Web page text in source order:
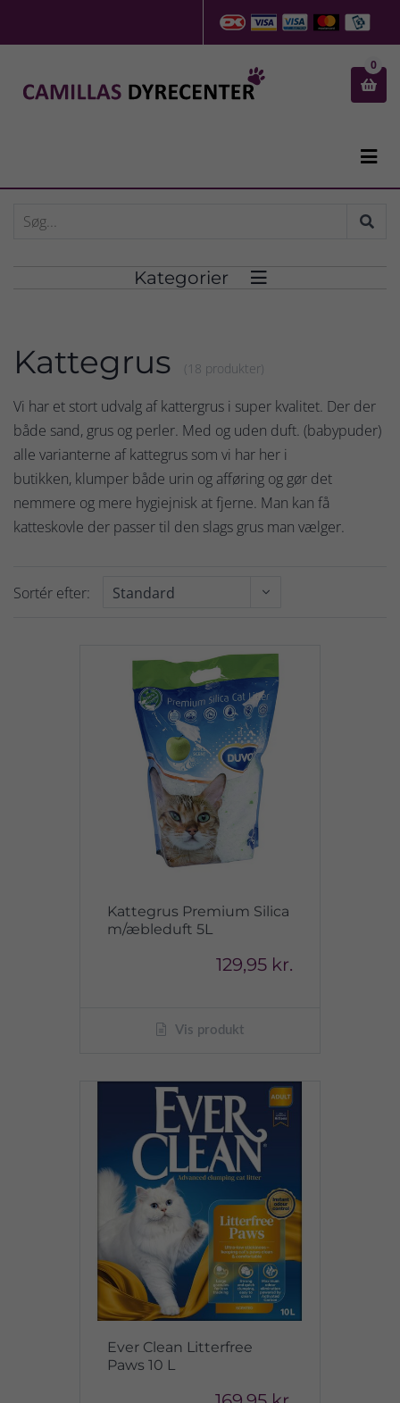

0

Kategorier 
Kattegrus (18 produkter)
Vi har et stort udvalg af kattergrus i super kvalitet. Der der
både sand, grus og perler. Med og uden duft. (babypuder)
alle varianterne af kattegrus som vi har her i
butikken, klumper både urin og afføring og gør det
nemmere og mere hygiejnisk at fjerne. Man kan få
katteskovle der passer til den slags grus man vælger.
Sortér efter:
Kattegrus Premium Silica
m/æbleduft 5L
129,95 kr.
Vis produkt
Ever Clean Litterfree
Paws 10 L